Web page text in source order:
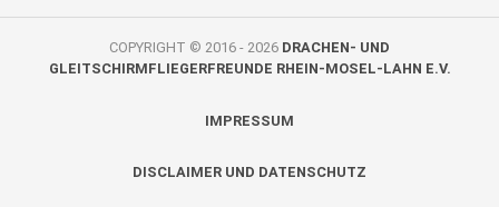
COPYRIGHT © 2016 - 2026 DRACHEN- UND
GLEITSCHIRMFLIEGERFREUNDE RHEIN-MOSEL-LAHN E.V.
IMPRESSUM
DISCLAIMER UND DATENSCHUTZ